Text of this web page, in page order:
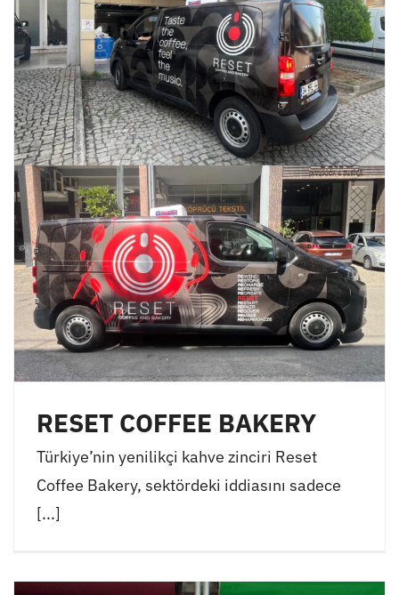
RESET COFFEE BAKERY
Türkiye’nin yenilikçi kahve zinciri Reset
Coffee Bakery, sektördeki iddiasını sadece
[...]